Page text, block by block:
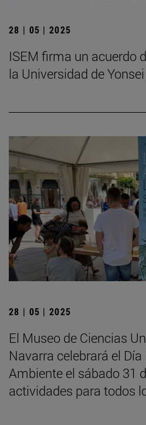
28 | 05 | 2025
ISEM firma un acuerdo
la Universidad de
28 | 05 | 2025
El Museo de Ciencias
Navarra celebrará el
Ambiente el sábado 31
actividades para todos